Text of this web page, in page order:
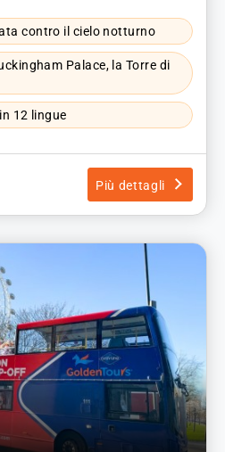
contro il cielo notturno
Palace, la Torre di
12 lingue
Più dettagli